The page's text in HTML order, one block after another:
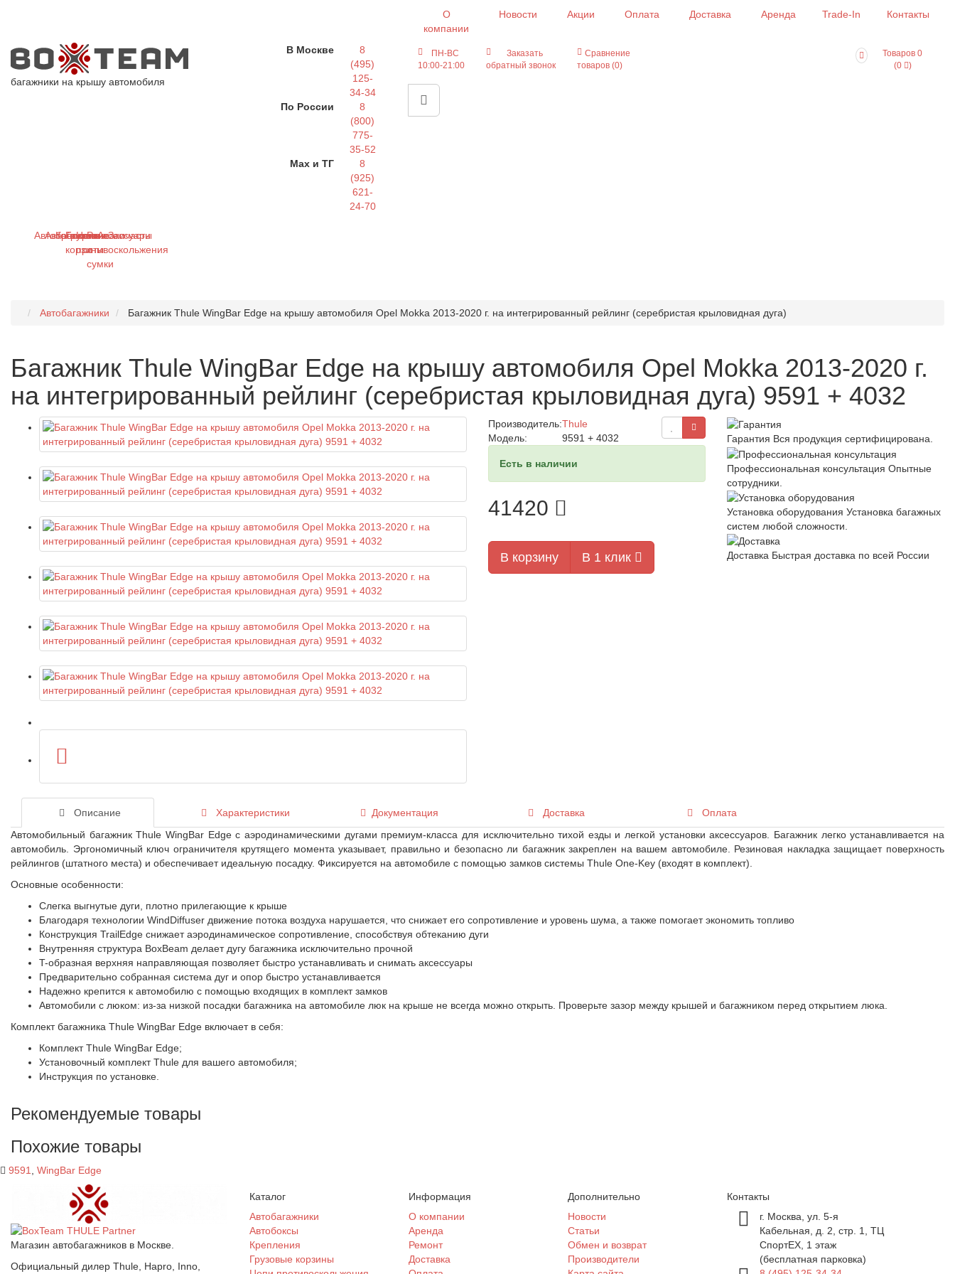
О
компании
Новости Акции Оплата Доставка Аренда Trade-In Контакты
багажники на крышу автомобиля
В Москве
8
(495)
125-
34-34
По России
8
(800)
775-
35-52
Max и ТГ
8
(925)
621-
24-70
ПН-ВС
10:00-21:00
Заказать
обратный звонок
Сравнение
товаров (0)
Товаров 0
(0
)
Автобагажники
Автобоксы
Крепления
Грузовые
корзины
Цепи
противоскольжения
Рюкзаки
и
сумки
Аксессуары
Запчасти
Автобагажники Багажник Thule WingBar Edge на крышу автомобиля Opel Mokka 2013-2020 г. на интегрированный рейлинг (серебристая крыловидная дуга)
Багажник Thule WingBar Edge на крышу автомобиля Opel Mokka 2013-2020 г.
на интегрированный рейлинг (серебристая крыловидная дуга) 9591 + 4032
Производитель:Thule
Модель:
9591 + 4032
Есть в наличии
41420
В корзину В 1 клик
Гарантия Вся продукция сертифицирована.
Профессиональная консультация Опытные
сотрудники.
Установка оборудования Установка багажных
систем любой сложности.
Доставка Быстрая доставка по всей России
Описание Характеристики Документация Доставка
Оплата
Автомобильный багажник Thule WingBar Edge с аэродинамическими дугами премиум-класса для исключительно тихой езды и легкой установки аксессуаров. Багажник легко устанавливается на
автомобиль. Эргономичный ключ ограничителя крутящего момента указывает, правильно и безопасно ли багажник закреплен на вашем автомобиле. Резиновая накладка защищает поверхность
рейлингов (штатного места) и обеспечивает идеальную посадку. Фиксируется на автомобиле с помощью замков системы Thule One-Key (входят в комплект).
Основные особенности:
Слегка выгнутые дуги, плотно прилегающие к крыше
Благодаря технологии WindDiffuser движение потока воздуха нарушается, что снижает его сопротивление и уровень шума, а также помогает экономить топливо
Конструкция TrailEdge снижает аэродинамическое сопротивление, способствуя обтеканию дуги
Внутренняя структура BoxBeam делает дугу багажника исключительно прочной
T-образная верхняя направляющая позволяет быстро устанавливать и снимать аксессуары
Предварительно собранная система дуг и опор быстро устанавливается
Надежно крепится к автомобилю с помощью входящих в комплект замков
Автомобили с люком: из-за низкой посадки багажника на автомобиле люк на крыше не всегда можно открыть. Проверьте зазор между крышей и багажником перед открытием люка.
Комплект багажника Thule WingBar Edge включает в себя:
Комплект Thule WingBar Edge;
Установочный комплект Thule для вашего автомобиля;
Инструкция по установке.
Рекомендуемые товары
Похожие товары
9591 WingBar Edge
Магазин автобагажников в Москве.
Официальный дилер Thule, Hapro, Inno,
Каталог
Автобагажники
Автобоксы
Крепления
Грузовые корзины
Информация
О компании
Аренда
Ремонт
Доставка
Дополнительно
Новости
Статьи
Обмен и возврат
Производители
Контакты
г. Москва, ул. 5-я
Кабельная, д. 2, стр. 1, ТЦ
СпортEX, 1 этаж
(бесплатная парковка)